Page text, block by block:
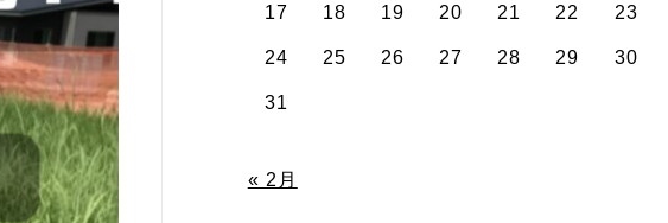
17 18 19 20 21 22 23
24 25 26 27 28 29 30
31
« 2月